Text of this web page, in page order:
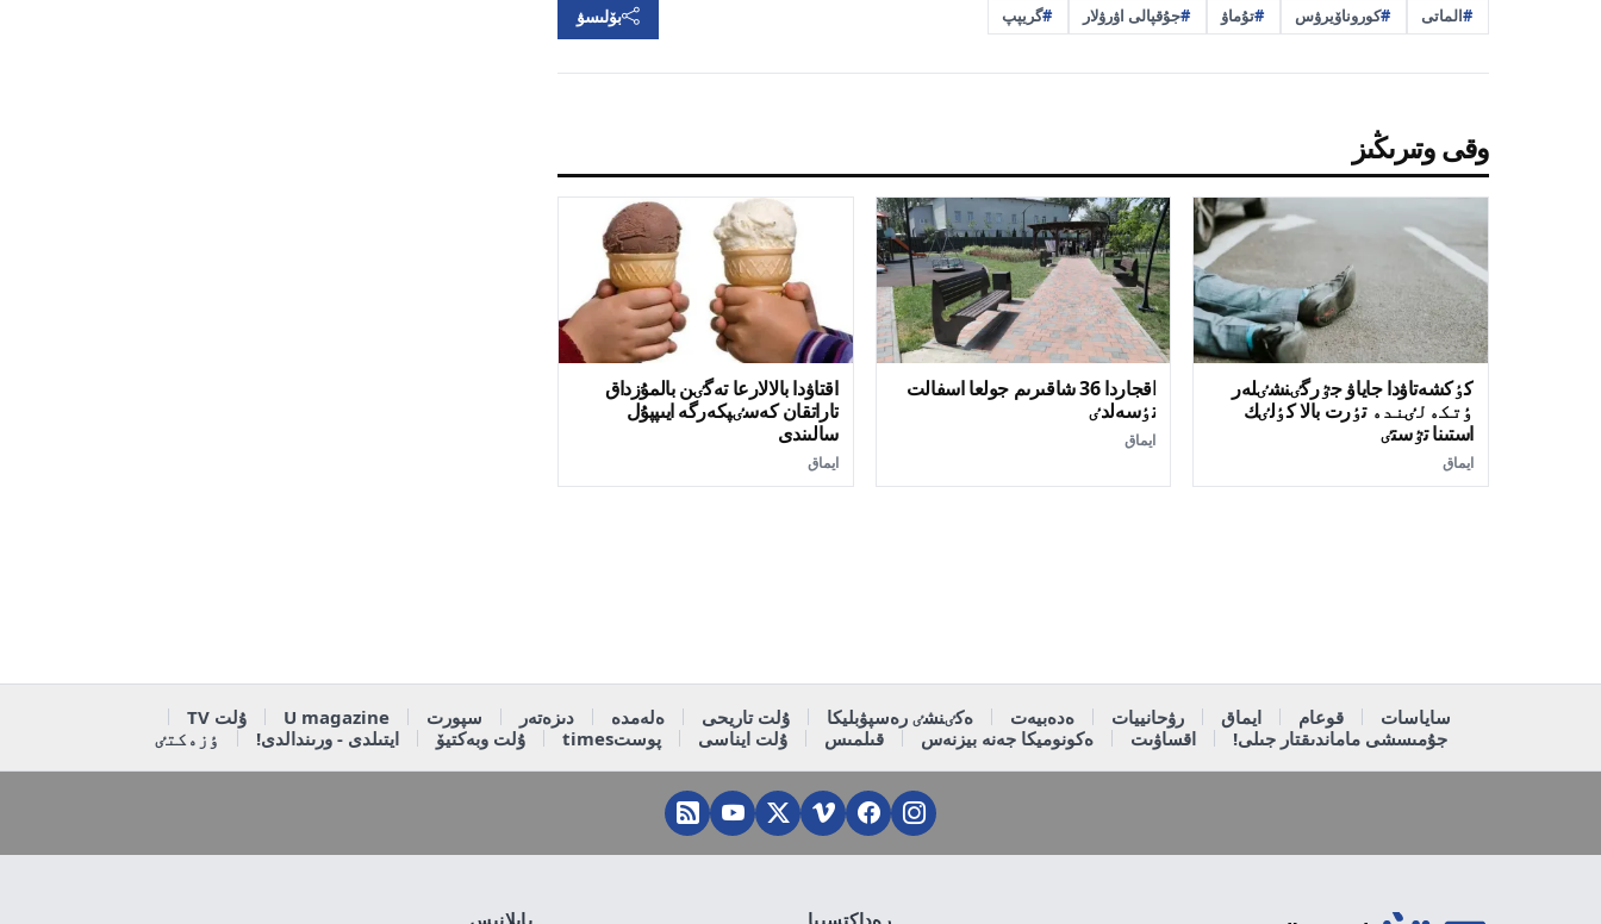
الماتى كوروناۆيرۋس تۇماۋ جۇقپالى اۋرۋلار گريپپ بۆلىسۋ
وقى وتىرىڭىز
كٶكشەتاۋدا جاياۋ جٷرگٸنشٸلەر
ٶتكەلٸندە تٶرت بالا كٶلٸك
استىنا تٷستٸ
ايماق
اقجاردا 36 شاقىرىم جولعا اسفالت
تٶسەلدٸ
ايماق
اقتاۋدا بالالارعا تەگٸن بالمۇزداق
تاراتقان كەسٸپكەرگە ايىپپۇل
سالىندى
ايماق
ساياسات قوعام ايماق رۋحانييات ەدەبيەت ەكٸنشٸ رەسپۋبليكا ۇلت تاريحى ەلەمدە دىزەتەر سپورت U magazine
ۇلت TV
جۇمىسشى ماماندىقتار جىلى!
اقساۋىت ەكونوميكا جەنە بيزنەس قىلمىس ۇلت ايناسى پوستtimes ۇلت وبەكتيۆ ايتىلدى - ورىندالدى! ٶزەكتٸ
رەداكتسييا بايلانىس